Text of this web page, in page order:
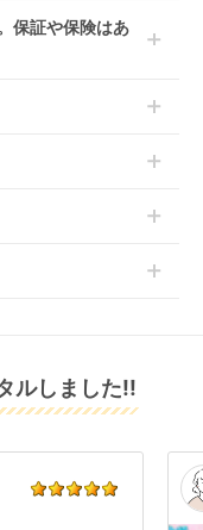
態のものをお送り
。
メーカーの都合に
ャンセルさせてい
は、代金は全額ご
小さなキズや使用
ズ、シミなどのリ
認ください。
保証や保険はあ
力すると送料が確
すのであらかじめ
希望のお日にちに
送前であれば変更
ルしました!!